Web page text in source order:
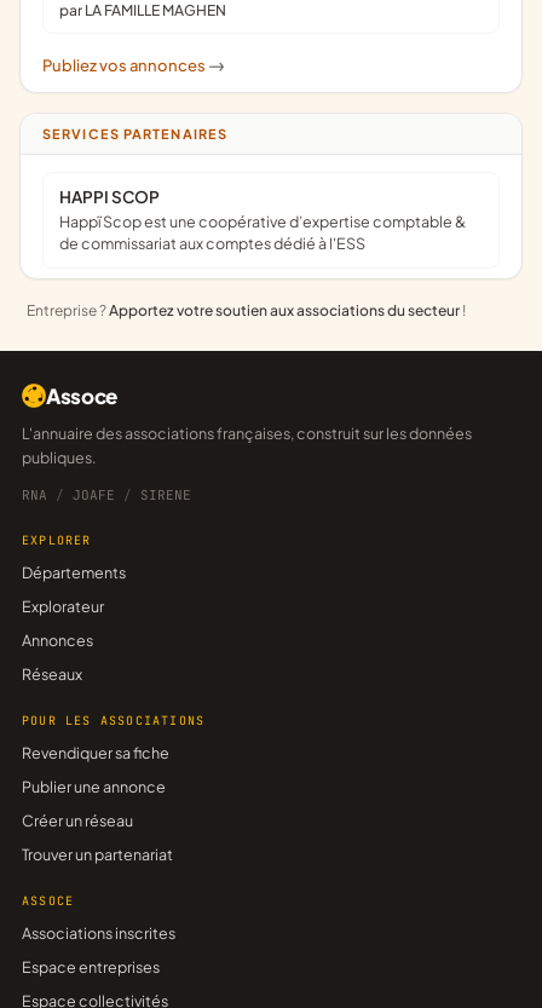
par LA FAMILLE MAGHEN
Publiez vos annonces ->
SERVICES PARTENAIRES
HAPPI SCOP
Happï Scop est une coopérative d’expertise comptable &
de commissariat aux comptes dédié à l'ESS
Entreprise ?Apportez votre soutien aux associations du secteur !
Assoce
L'annuaire des associations françaises, construit sur les données
publiques.
RNA / JOAFE / SIRENE
EXPLORER
Départements
Explorateur
Annonces
Réseaux
POUR LES ASSOCIATIONS
Revendiquer sa fiche
Publier une annonce
Créer un réseau
Trouver un partenariat
ASSOCE
Associations inscrites
Espace entreprises
Espace collectivités